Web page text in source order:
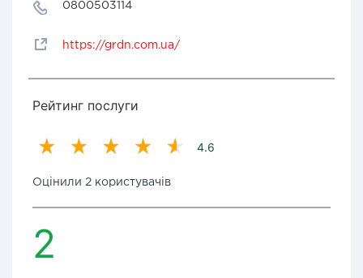
0800503114
https://grdn.com.ua/
Рейтинг послуги
4.6
Оцінили 2 користувачів
2